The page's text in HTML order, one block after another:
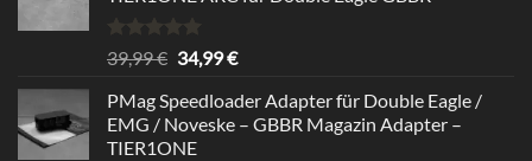
Bewertet
mit
von 5
39,99€ Ursprünglicher
war:
39,99 €
34,99€Aktueller
ist:
34,99 €.
PMag Speedloader Adapter für Double Eagle /
EMG / Noveske – GBBR Magazin Adapter –
TIER1ONE